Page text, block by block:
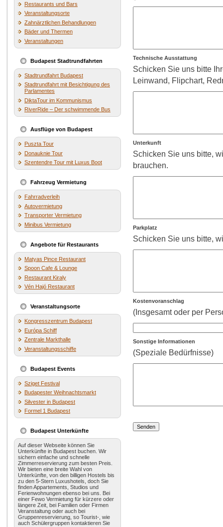
Restaurants und Bars
Veranstaltungsorte
Zahnärztlichen Behandlungen
Bäder und Thermen
Veranstaltungen
Budapest Stadtrundfahrten
Stadtrundfahrt Budapest
Stadtrundfahrt mit Besichtigung des
Parlamentes
DiktaTour im Kommunismus
RiverRide – Der schwimmende Bus
Ausflüge von Budapest
Puszta Tour
Donauknie Tour
Szentendre Tour mit Luxus Boot
Fahrzeug Vermietung
Fahrradverleih
Autovermietung
Transporter Vermietung
Minibus Vermietung
Angebote für Restaurants
Matyas Pince Restaurant
Spoon Cafe & Lounge
Restaurant Kiraly
Vén Hajó Restaurant
Veranstaltungsorte
Kongresszentrum Budapest
Európa Schiff
Zentrale Markthalle
Veranstaltungsschiffe
Budapest Events
Sziget Festival
Budapester Weihnachtsmarkt
Silvester in Budapest
Formel 1 Budapest
Budapest Unterkünfte
Auf dieser Webseite können Sie
Unterkünfte in Budapest buchen. Wir
sichern einfache und schnelle
Zimmerreservierung zum besten Preis.
Wir bieten eine breite Wahl von
Unterkünfte, von den billigen Hostels bis
zu den 5-Stern Luxushotels, doch Sie
finden Appartements, Studios und
Ferienwohnungen ebenso bei uns. Bei
einer Fewo Vermietung für kürzere oder
längere Zeit, bei Familien oder Firmen
Veranstaltung oder auch bei
Gruppenreservierung, so Tourist-, wie
auch Schülergruppen kontaktieren Sie
Technische Ausstattung
Schicken Sie uns bitte
Leinwand, Flipchart,
Unterkunft
Schicken Sie uns bitte,
brauchen.
Parkplatz
Schicken Sie uns bitte,
Kostenvoranschlag
(Insgesamt oder per
Sonstige Informationen
(Speziale Bedürfnisse)